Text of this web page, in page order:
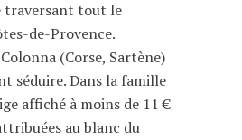
traversant tout le
de-Provence.
(Corse, Sartène)
séduire. Dans la famille
affiché à moins de 11 €
au blanc du